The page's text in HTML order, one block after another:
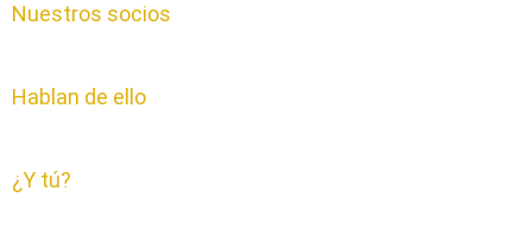
Nuestros socios
Hablan de ello
¿Y tú?